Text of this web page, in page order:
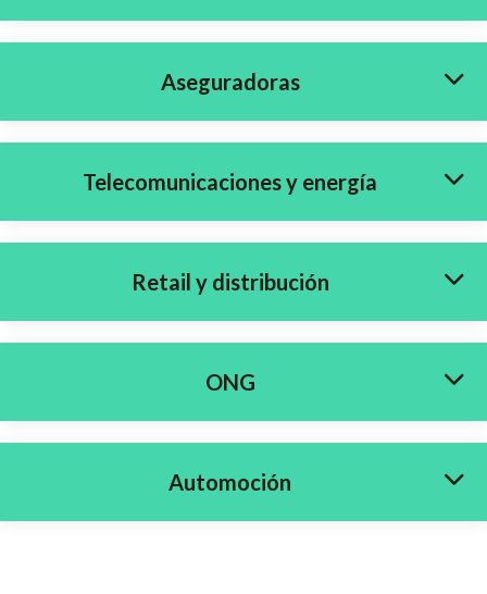
Aseguradoras
Telecomunicaciones y energía
Retail y distribución
ONG
Automoción